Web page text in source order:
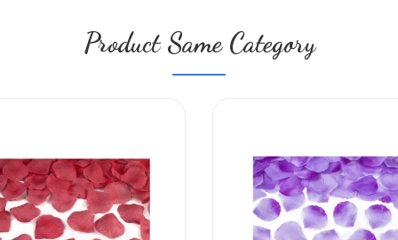
Product Same Category